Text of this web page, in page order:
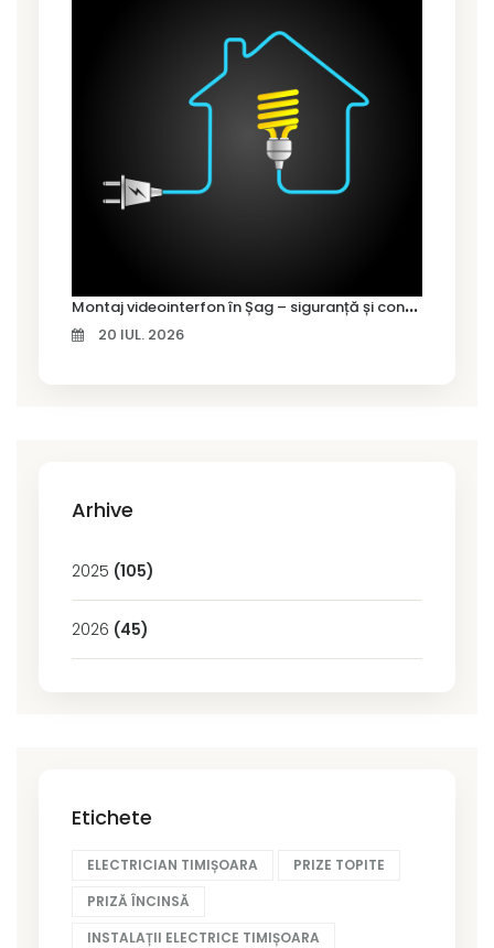
M
ontaj videointerfon în Șag – siguranță și control pentru locuința ta
20 IUL. 2026
Arhive
2025 (105)
2026 (45)
Etichete
ELECTRICIAN TIMIȘOARA
PRIZE TOPITE
PRIZĂ ÎNCINSĂ
INSTALAȚII ELECTRICE TIMIȘOARA